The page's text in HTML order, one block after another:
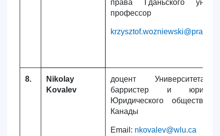
права Гданьского
профессор
8.
Nikolay
Kovalev
доцент Университета
барристер и
Юридического общества
Канады
Email: nkovalev@wlu.ca